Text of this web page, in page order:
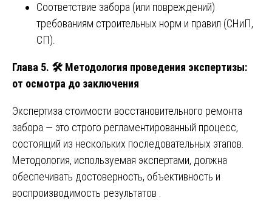
Соответствие забора (или повреждений)
требованиям строительных норм и правил (СНиП,
СП).
Глава 5. 🛠 ️ Методология проведения экспертизы:
от осмотра до заключения
Экспертиза стоимости восстановительного ремонта
забора — это строго регламентированный процесс,
состоящий из нескольких последовательных этапов.
Методология, используемая экспертами, должна
обеспечивать достоверность, объективность и
воспроизводимость результатов .